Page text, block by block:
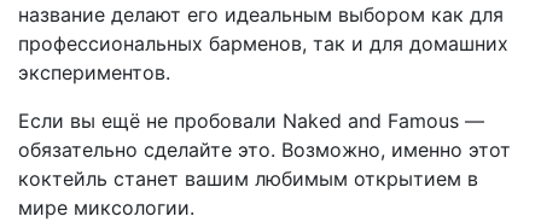
название делают его идеальным выбором как для
профессиональных барменов, так и для домашних
экспериментов.
Если вы ещё не пробовали Naked and Famous —
обязательно сделайте это. Возможно, именно этот
коктейль станет вашим любимым открытием в
мире миксологии.